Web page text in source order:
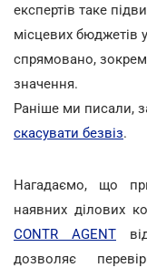
експертів таке
місцевих бюджетів
спрямовано,
значення.
Раніше ми писали,
скасувати безвіз.
Нагадаємо, що
наявних ділових
CONTR AGENT
дозволяє